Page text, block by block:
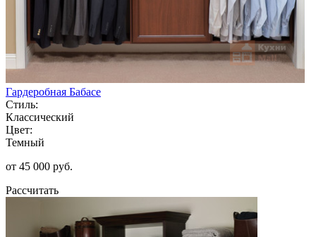
Гардеробная Бабасе
Стиль:
Классический
Цвет:
Темный
от 45 000 руб.
Рассчитать